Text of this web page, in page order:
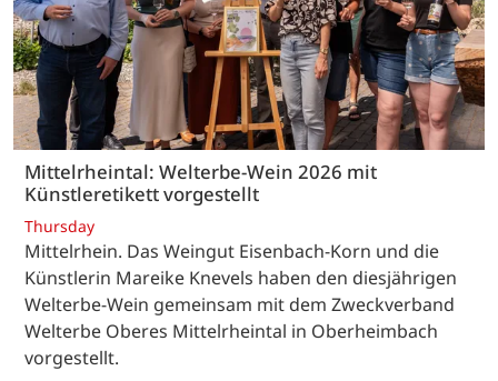
Mittelrheintal: Welterbe-Wein 2026 mit
Künstleretikett vorgestellt
Thursday
Mittelrhein. Das Weingut Eisenbach-Korn und die
Künstlerin Mareike Knevels haben den diesjährigen
Welterbe-Wein gemeinsam mit dem Zweckverband
Welterbe Oberes Mittelrheintal in Oberheimbach
vorgestellt.